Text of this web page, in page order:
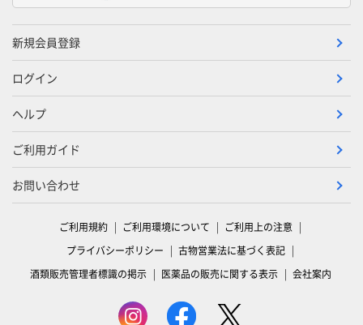
新規会員登録
ログイン
ヘルプ
ご利用ガイド
お問い合わせ
ご利用規約 ご利用環境について
ご利用上の注意
プライバシーポリシー
古物営業法に基づく表記
酒類販売管理者標識の掲示
医薬品の販売に関する表示 会社案内